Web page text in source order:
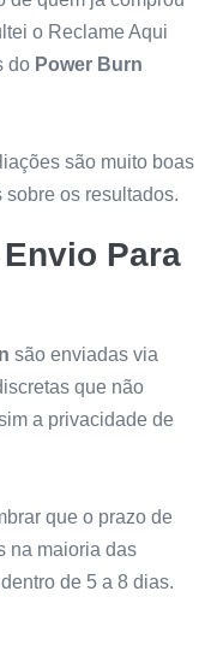
o Reclame Aqui
do Power Burn
são muito boas
os resultados.
Para
são enviadas via
que não
a privacidade de
que o prazo de
na maioria das
de 5 a 8 dias.